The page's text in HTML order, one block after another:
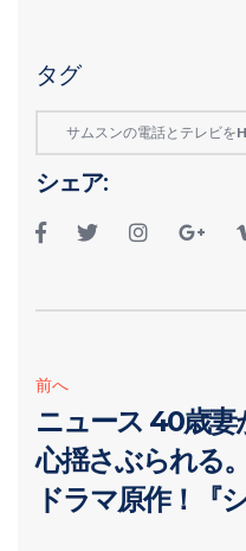
タグ
サムスンの電話とテレビを
シェア:
前へ
ニュース 40歳妻
心揺さぶられる
ドラマ原作！『